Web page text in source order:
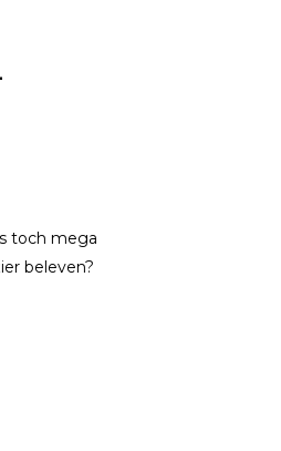
toch mega
beleven?